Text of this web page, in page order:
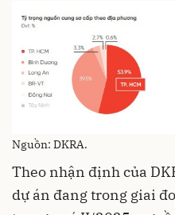
Nguồn: DKRA.
Theo nhận định của
dự án đang trong giai